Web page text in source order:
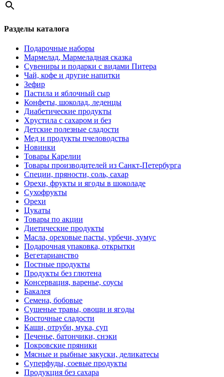
Разделы каталога
Подарочные наборы
Мармелад, Мармеладная сказка
Сувениры и подарки с видами Питера
Чай, кофе и другие напитки
Зефир
Пастила и яблочный сыр
Конфеты, шоколад, леденцы
Диабетические продукты
Хрустила с сахаром и без
Детские полезные сладости
Мед и продукты пчеловодства
Новинки
Товары Карелии
Товары производителей из Санкт-Петербурга
Специи, пряности, соль, сахар
Орехи, фрукты и ягоды в шоколаде
Сухофрукты
Орехи
Цукаты
Товары по акции
Диетические продукты
Масла, ореховые пасты, урбечи, хумус
Подарочная упаковка, открытки
Вегетарианство
Постные продукты
Продукты без глютена
Консервация, варенье, соусы
Бакалея
Семена, бобовые
Сушеные травы, овощи и ягоды
Восточные сладости
Каши, отруби, мука, суп
Печенье, батончики, снэки
Покровские пряники
Мясные и рыбные закуски, деликатесы
Суперфуды, соевые продукты
Продукция без сахара